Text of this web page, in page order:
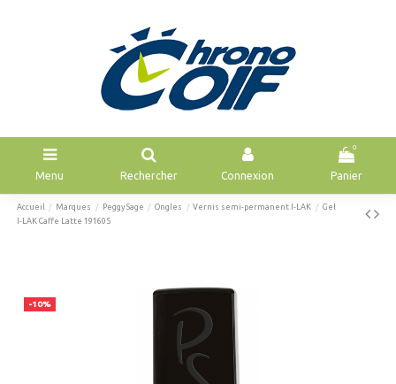
Menu Rechercher Connexion
0
Panier
Accueil Marques Peggy Sage Ongles Vernis semi-permanent I-LAK
Gel
I-LAK Caffe Latte 191605
-10%